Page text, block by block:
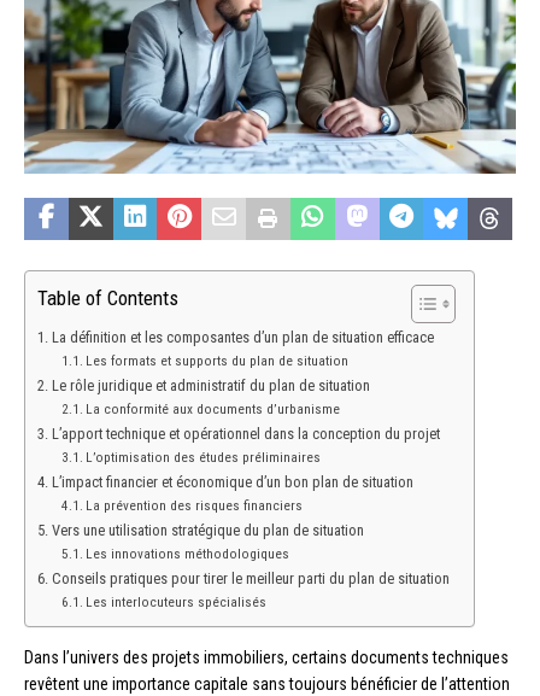
Table of Contents
La définition et les composantes d’un plan de situation efficace
Les formats et supports du plan de situation
Le rôle juridique et administratif du plan de situation
La conformité aux documents d’urbanisme
L’apport technique et opérationnel dans la conception du projet
L’optimisation des études préliminaires
L’impact financier et économique d’un bon plan de situation
La prévention des risques financiers
Vers une utilisation stratégique du plan de situation
Les innovations méthodologiques
Conseils pratiques pour tirer le meilleur parti du plan de situation
Les interlocuteurs spécialisés
Dans l’univers des projets immobiliers, certains documents techniques
revêtent une importance capitale sans toujours bénéficier de l’attention